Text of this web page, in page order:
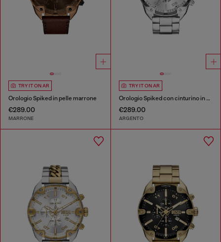
TRY IT ON AR
Orologio Spiked in pelle marrone
€289.00
MARRONE
TRY IT ON AR
Orologio Spiked con cinturino in acciaio inossidabile
€289.00
ARGENTO